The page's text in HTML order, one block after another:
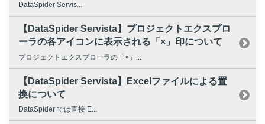
DataSpider Servis...
【DataSpider Servista】プロジェクトエクスプロ
ーラの各アイコンに表示される「×」印について
プロジェクトエクスプローラの「×」...
【DataSpider Servista】Excelファイルによる置
換について
DataSpider では直接 E...